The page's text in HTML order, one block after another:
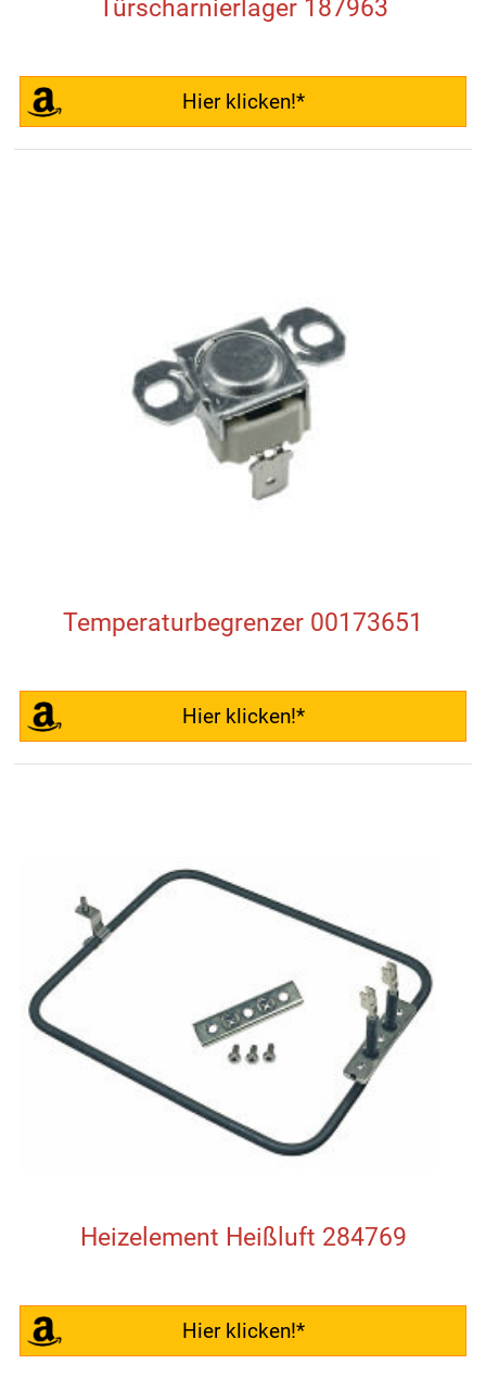
Türscharnierlager 187963
Hier klicken!*
Temperaturbegrenzer 00173651
Hier klicken!*
Heizelement Heißluft 284769
Hier klicken!*